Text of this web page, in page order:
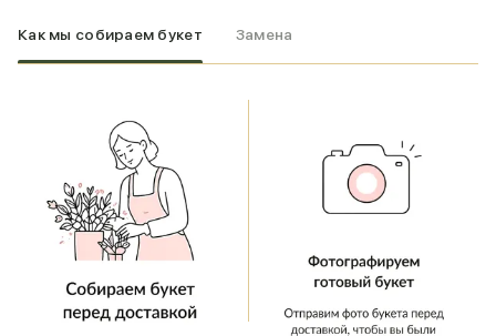
Как мы собираем букет Замена